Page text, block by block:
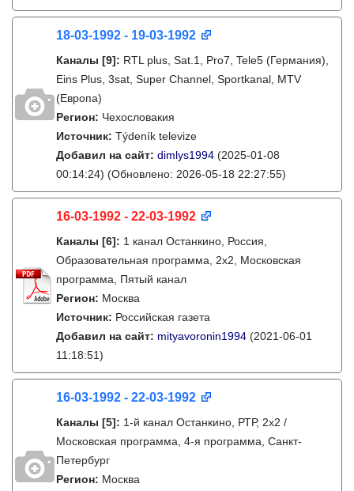
18-03-1992 - 19-03-1992
Каналы [9]: RTL plus, Sat.1, Pro7, Tele5 (Германия),
Eins Plus, 3sat, Super Channel, Sportkanal, MTV
(Европа)
Регион: Чехословакия
Источник: Týdeník televize
Добавил на сайт: dimlys1994 (2025-01-08
00:14:24) (Обновлено: 2026-05-18 22:27:55)
16-03-1992 - 22-03-1992
Каналы [6]: 1 канал Останкино, Россия,
Образовательная программа, 2х2, Московская
программа, Пятый канал
Регион: Москва
Источник: Российская газета
Добавил на сайт: mityavoronin1994 (2021-06-01
11:18:51)
16-03-1992 - 22-03-1992
Каналы [5]: 1-й канал Останкино, РТР, 2х2 /
Московская программа, 4-я программа, Санкт-
Петербург
Регион: Москва